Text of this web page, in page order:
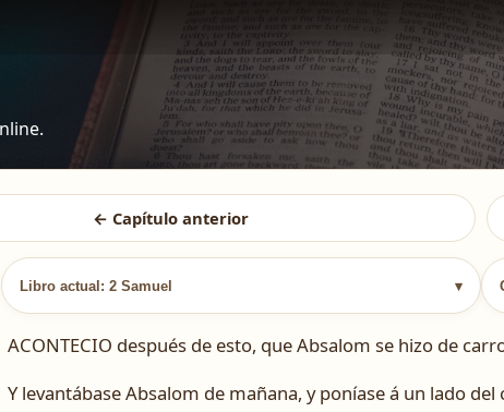
← Capítulo anterior
Libro actual: 2 Samuel ▾
ACONTECIO después de esto, que Absalom se hizo de
Y levantábase Absalom de mañana, y poníase á un lado